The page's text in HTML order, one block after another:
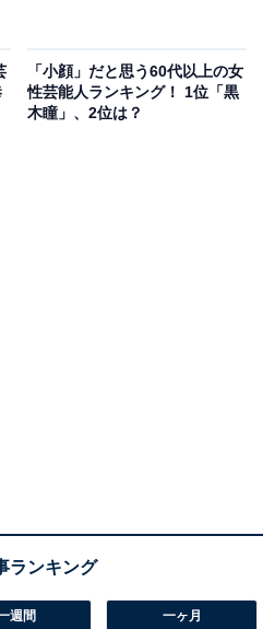
「小顔」だと思う60代以上の女
性芸能人ランキング！ 1位「黒
木瞳」、2位は？
週間 一ヶ月